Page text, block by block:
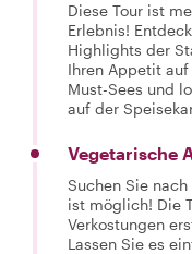
Diese Tour ist
Erlebnis!
Highlights der
Ihren Appetit auf
Must-Sees und
auf der
Vegetarische
Suchen Sie
ist möglich! Die
Verkostungen
Lassen Sie es